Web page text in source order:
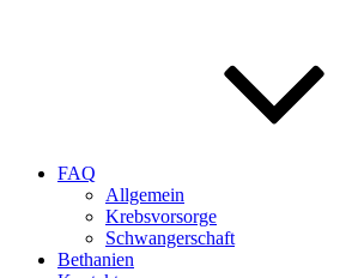
FAQ
Allgemein
Krebsvorsorge
Schwangerschaft
Bethanien